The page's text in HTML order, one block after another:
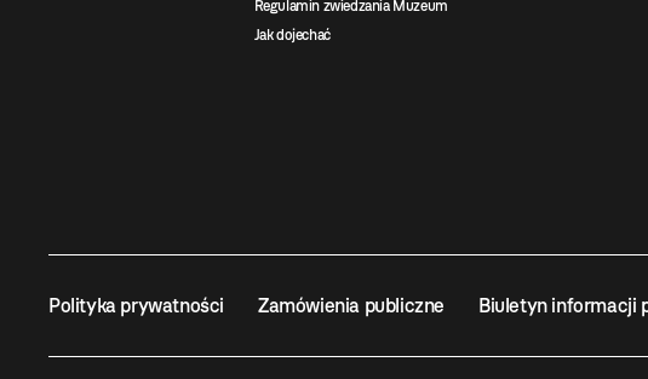
Regulamin zwiedzania Muzeum
Jak dojechać
Polityka prywatności Zamówienia publiczne Biuletyn informacji